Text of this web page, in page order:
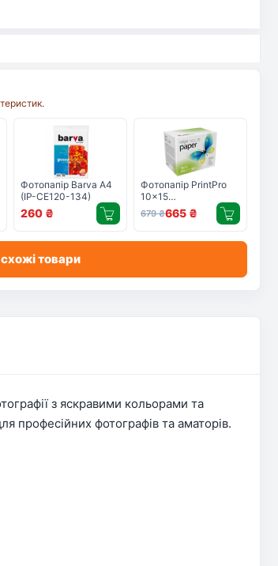
Фотопапір Barva A4
(IP-CE120-134)
260 ₴
Фотопапір PrintPro
10x15
(PGE1805004R)
679₴665 ₴
товари
з яскравими кольорами та
професійних фотографів та аматорів.